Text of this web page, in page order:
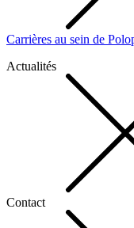
Carrières au sein de
Actualités
Contact